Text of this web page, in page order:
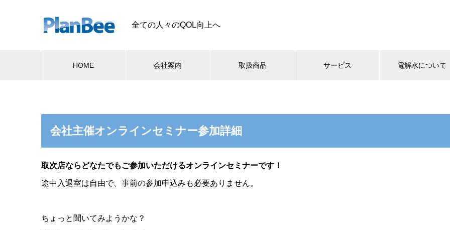
全ての人々のQOL向上へ
HOME 会社案内 取扱商品 サービス 電解水について
会社主催オンラインセミナー参加詳細
取次店ならどなたでもご参加いただけるオンラインセミナーです！
途中入退室は自由で、事前の参加申込みも必要ありません。
ちょっと聞いてみようかな？